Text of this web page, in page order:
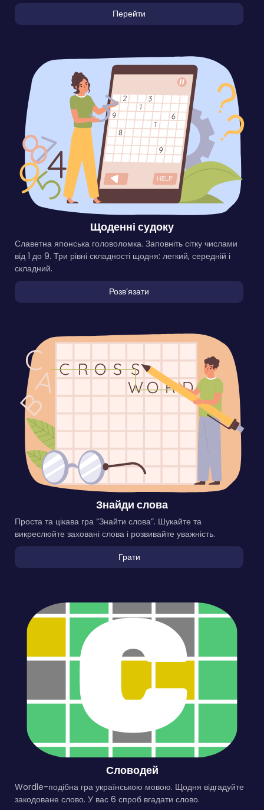
Перейти
Щоденні судоку
Славетна японська головоломка. Заповніть сітку числами
від 1 до 9. Три рівні складності щодня: легкий, середній і
складний.
Розвʼязати
Знайди слова
Проста та цікава гра “Знайти слова”. Шукайте та
викреслюйте заховані слова і розвивайте уважність.
Грати
Словодей
Wordle-подібна гра українською мовою. Щодня відгадуйте
закодоване слово. У вас 6 спроб вгадати слово.